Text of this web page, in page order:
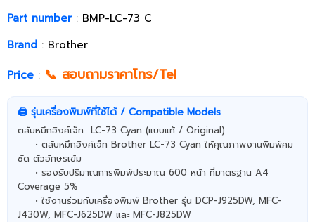
Part number: BMP-LC-73 C
Brand : Brother
Price : 📞 สอบถามราคาโทร/Tel
🖨️ รุ่นเครื่องพิมพ์ที่ใช้ได้ / Compatible Models
ตลับหมึกอิงค์เจ็ท LC-73 Cyan (แบบแท้ / Original)
• ตลับหมึกอิงค์เจ็ท Brother LC-73 Cyan ให้คุณภาพงานพิมพ์คม
ชัด ตัวอักษรเข้ม
• รองรับปริมาณการพิมพ์ประมาณ 600 หน้า ที่มาตรฐาน A4
Coverage 5%
• ใช้งานร่วมกับเครื่องพิมพ์ Brother รุ่น DCP-J925DW, MFC-
J430W, MFC-J625DW และ MFC-J825DW